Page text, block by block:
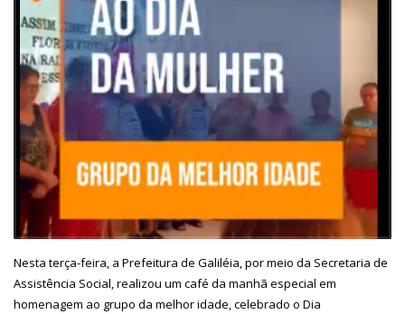
Nesta terça-feira, a Prefeitura de Galiléia, por meio da Secretaria de
Assistência Social, realizou um café da manhã especial em
homenagem ao grupo da melhor idade, celebrado o Dia